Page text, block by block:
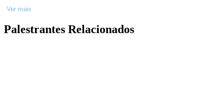
Ver mais
Palestrantes Relacionados